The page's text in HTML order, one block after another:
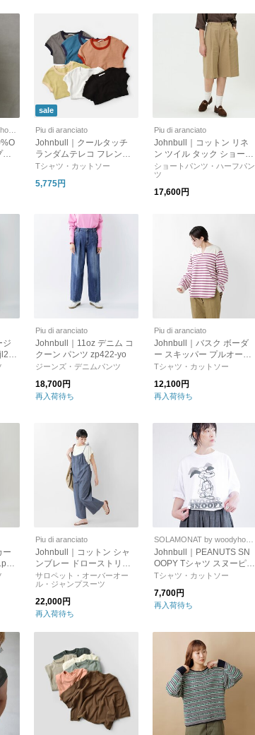
ル
sale
Piu di aranciato
Johnbull｜クールタッチ
ランダムテレコ フレンチ
スリーブ Tシャツ 接触冷
Tシャツ・カットソー
5,775円
Piu di aranciato
Johnbull｜コットン リネ
ン ツイル タック ショート
パンツ jl262p25
ショートパンツ・ハーフパン
ツ
17,600円
ジ
Piu di aranciato
Johnbull｜11oz デニム コ
クーン パンツ zp422-yo
ジーンズ・デニムパンツ
18,700円
再入荷待ち
Piu di aranciato
Johnbull｜バスク ボーダ
ー スキッパー プルオーバ
ー jl231c13-tr
Tシャツ・カットソー
12,100円
再入荷待ち
ー
Piu di aranciato
Johnbull｜コットン シャ
ンブレー ドローストリン
グ サロペット jl252p22-tr
サロペット・オーバーオー
ル・ジャンプスーツ
22,000円
再入荷待ち
Johnbull｜PEANUTS SN
OOPY Tシャツ スヌーピー
jt242c01
Tシャツ・カットソー
7,700円
再入荷待ち